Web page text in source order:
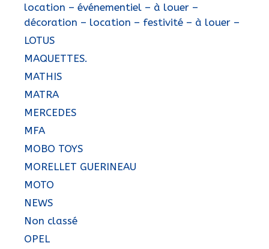
location – événementiel – à louer –
décoration – location – festivité – à louer –
LOTUS
MAQUETTES.
MATHIS
MATRA
MERCEDES
MFA
MOBO TOYS
MORELLET GUERINEAU
MOTO
NEWS
Non classé
OPEL